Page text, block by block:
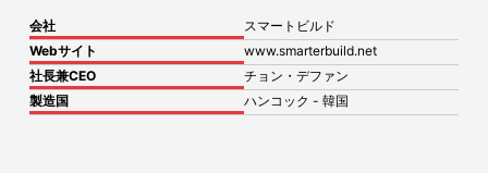
会社
スマートビルド
Webサイト
www.smarterbuild.net
社長兼CEO
チョン・デファン
製造国
ハンコック - 韓国